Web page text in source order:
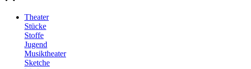
Theater
Stücke
Stoffe
Jugend
Musiktheater
Sketche